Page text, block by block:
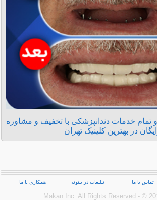
و تمام خدمات دندانپزشکی با تخفیف و مشاوره
در بهترین کلینیک تهران
تماس با ما تبلیغات در بیتوته همکاری با ما
Makan Inc.‎ All Rights Reserved - ©